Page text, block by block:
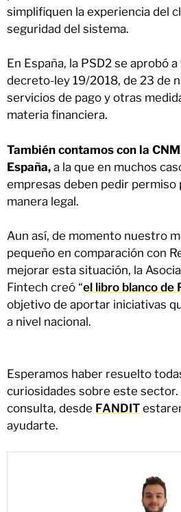
simplifiquen la experiencia del
seguridad del sistema.
En España, la PSD2 se aprobó
decreto-ley 19/2018, de 23 de
servicios de pago y otras
materia financiera.
También contamos con la
España, a la que en muchos
empresas deben pedir permiso
manera legal.
Aun así, de momento nuestro
pequeño en comparación con
mejorar esta situación, la
Fintech creó “el libro blanco de
objetivo de aportar iniciativas
a nivel nacional.
Esperamos haber resuelto
curiosidades sobre este
consulta, desde FANDIT
ayudarte.